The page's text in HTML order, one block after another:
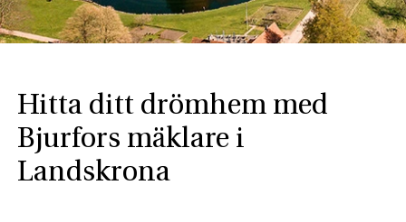
Hitta ditt drömhem med
Bjurfors mäklare i
Landskrona